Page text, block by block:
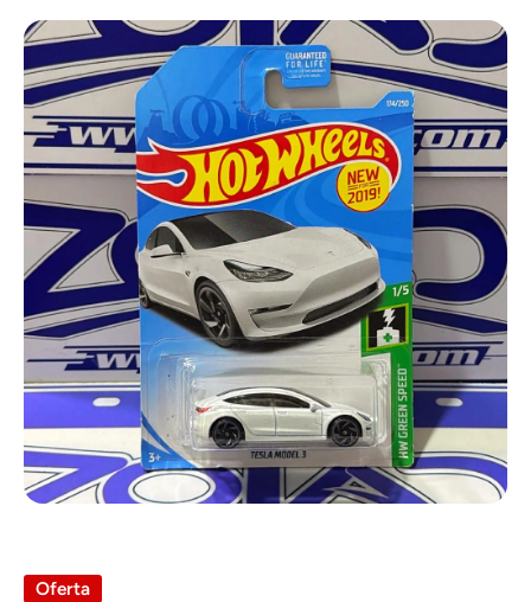
Ir directamente a la información del producto
Oferta